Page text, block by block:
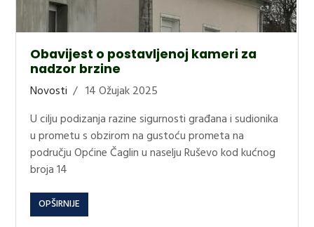
Obavijest o postavljenoj kameri za
nadzor brzine
Novosti
14 Ožujak 2025
U cilju podizanja razine sigurnosti građana i sudionika
u prometu s obzirom na gustoću prometa na
području Općine Čaglin u naselju Ruševo kod kućnog
broja 14
OPŠIRNIJE